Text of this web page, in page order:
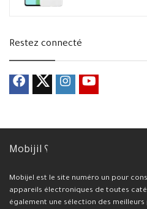
Restez connecté
Mobijil ؟
Mobijel est le site numéro un pour
appareils électroniques de toutes
également une sélection des